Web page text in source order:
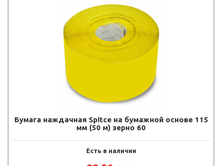
Бумага наждачная Spitce на бумажной основе 115
мм (50 м) зерно 60
Есть в наличии